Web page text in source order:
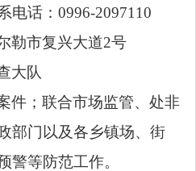
话：0996-2097110
勒市复兴大道2号
大队
件；联合市场监管、处非
部门以及各乡镇场、街
警等防范工作。